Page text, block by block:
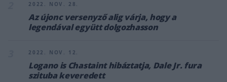
2022. NOV. 28.
Az újonc versenyző alig várja, hogy a
legendával együtt dolgozhasson
2022. NOV. 12.
Logano is Chastaint hibáztatja, Dale Jr. fura
szituba keveredett